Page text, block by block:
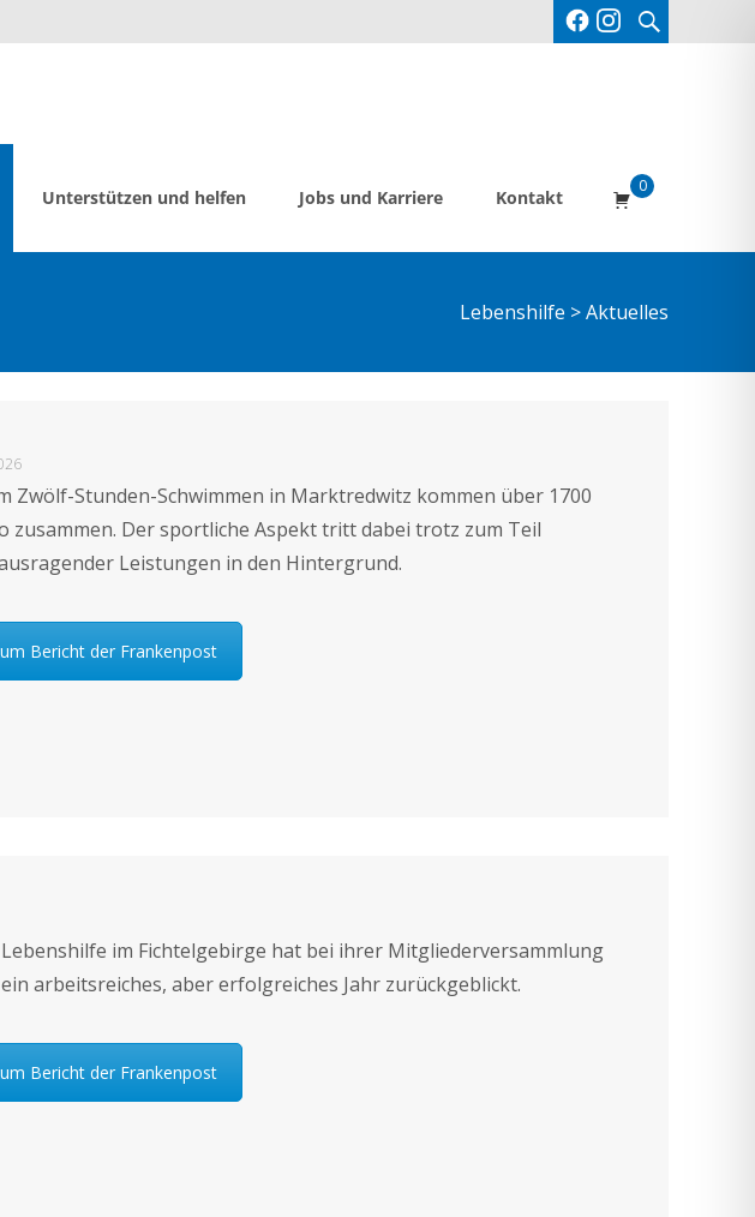
Suche
Unterstützen und helfen Jobs und Karriere Kontakt
0
Lebenshilfe >Aktuelles
Zwölf-Stunden-Schwimmen in Marktredwitz kommen über 1700
zusammen. Der sportliche Aspekt tritt dabei trotz zum Teil
Leistungen in den Hintergrund.
Bericht der Frankenpost
im Fichtelgebirge hat bei ihrer Mitgliederversammlung
arbeitsreiches, aber erfolgreiches Jahr zurückgeblickt.
Bericht der Frankenpost